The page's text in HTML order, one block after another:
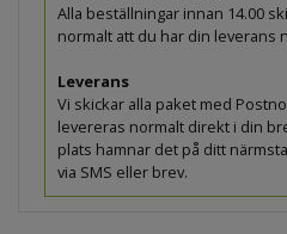
Alla beställningar innan 14.00
normalt att du har din leverans
Leverans
Vi skickar alla paket med
levereras normalt direkt i din
plats hamnar det på ditt
via SMS eller brev.